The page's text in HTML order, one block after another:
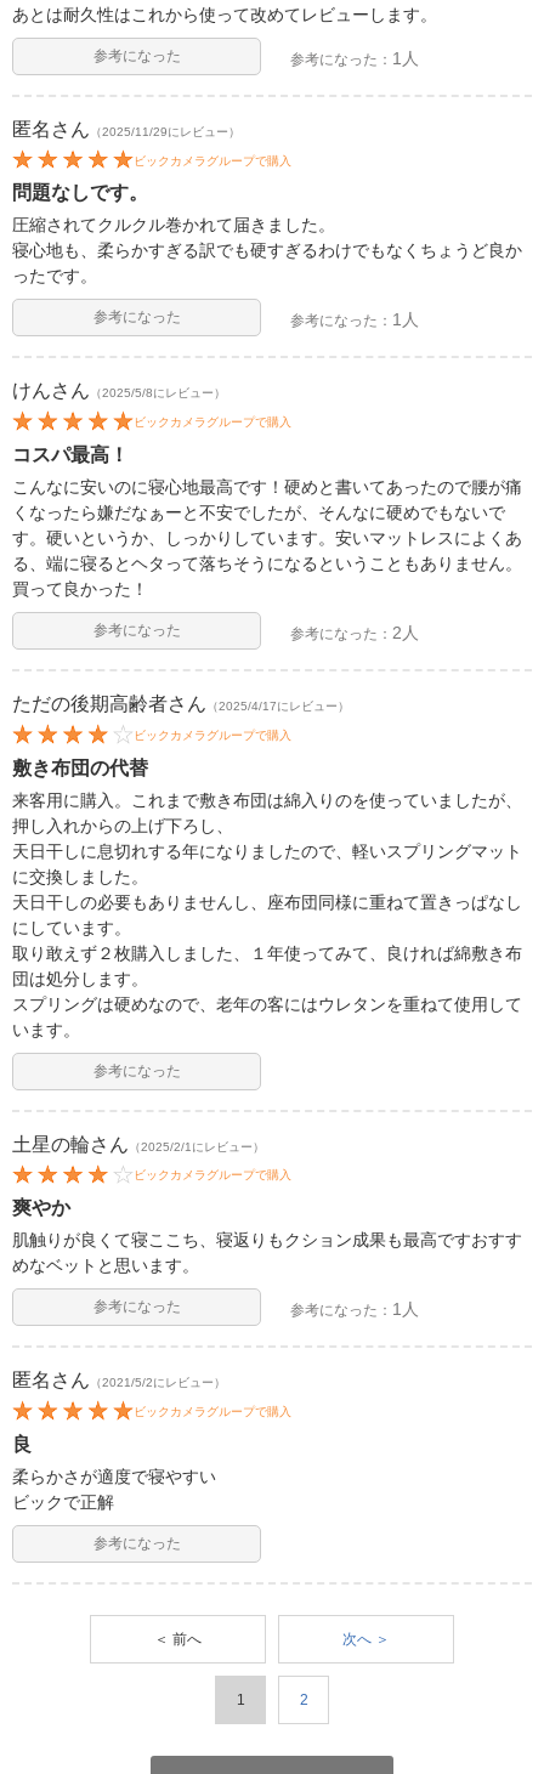
あとは耐久性はこれから使って改めてレビューします。
参考になった 参考になった： 1人
匿名 さん （2025/11/29にレビュー）
ビックカメラグループで購入
問題なしです。
圧縮されてクルクル巻かれて届きました。
寝心地も、柔らかすぎる訳でも硬すぎるわけでもなくちょうど良か
ったです。
参考になった 参考になった： 1人
けんさん （2025/5/8にレビュー）
ビックカメラグループで購入
コスパ最高！
こんなに安いのに寝心地最高です！硬めと書いてあったので腰が痛
くなったら嫌だなぁーと不安でしたが、そんなに硬めでもないで
す。硬いというか、しっかりしています。安いマットレスによくあ
る、端に寝るとヘタって落ちそうになるということもありません。
買って良かった！
参考になった 参考になった：2人
ただの後期高齢者さん （2025/4/17にレビュー）
ビックカメラグループで購入
敷き布団の代替
来客用に購入。これまで敷き布団は綿入りのを使っていましたが、
押し入れからの上げ下ろし、
天日干しに息切れする年になりましたので、軽いスプリングマット
に交換しました。
天日干しの必要もありませんし、座布団同様に重ねて置きっぱなし
にしています。
取り敢えず２枚購入しました、１年使ってみて、良ければ綿敷き布
団は処分します。
スプリングは硬めなので、老年の客にはウレタンを重ねて使用して
います。
参考になった
土星の輪さん （2025/2/1にレビュー）
ビックカメラグループで購入
爽やか
肌触りが良くて寝ここち、寝返りもクション成果も最高ですおすす
めなベットと思います。
参考になった 参考になった： 1人
匿名 さん （2021/5/2にレビュー）
ビックカメラグループで購入
良
柔らかさが適度で寝やすい
ビックで正解
参考になった
＜ 前へ 次へ ＞
1 2